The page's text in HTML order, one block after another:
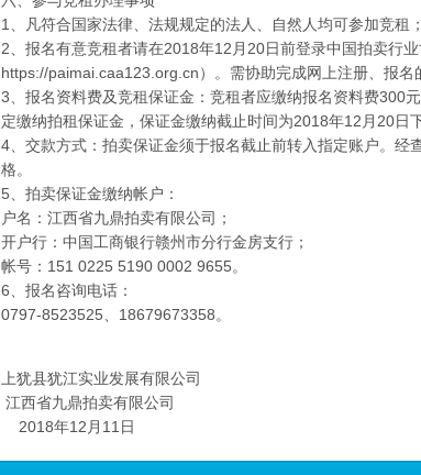
1、凡符合国家法律、法规规定的法人、自然人均可参加竞租；
2、报名有意竞租者请在2018年12月20日前登录中国拍卖行
https://paimai.caa123.org.cn）。需协助完成网上注册、报名
3、报名资料费及竞租保证金：竞租者应缴纳报名资料费300
定缴纳拍租保证金，保证金缴纳截止时间为2018年12月20日
4、交款方式：拍卖保证金须于报名截止前转入指定账户。经
格。
5、拍卖保证金缴纳帐户：
户名：江西省九鼎拍卖有限公司；
开户行：中国工商银行赣州市分行金房支行；
帐号：151 0225 5190 0002 9655。
6、报名咨询电话：
0797-8523525、18679673358。
上犹县犹江实业发展有限公司
江西省九鼎拍卖有限公司
2018年12月11日